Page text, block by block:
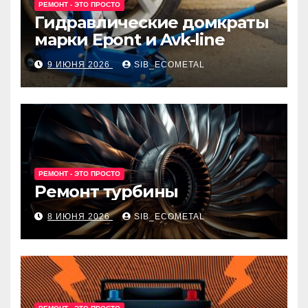
РЕМОНТ - ЭТО ПРОСТО
Гидравлические домкраты
марки Epont и Avk-line
9 ИЮНЯ 2026 SIB_ECOMETAL
РЕМОНТ - ЭТО ПРОСТО
Ремонт турбины
8 ИЮНЯ 2026 SIB_ECOMETAL